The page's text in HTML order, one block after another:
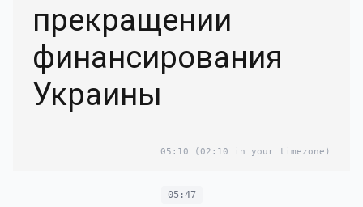
прекращении
финансирования
Украины
05:10 (02:10 in your timezone)
05:47